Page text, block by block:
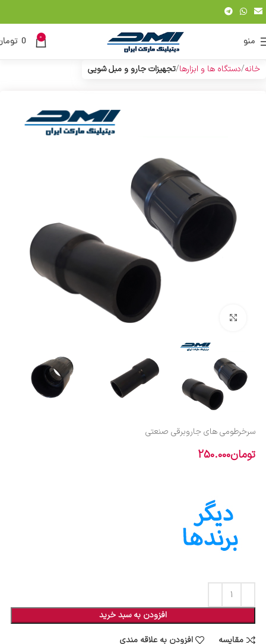
منو 0
0
خانه دستگاه ها و ابزارها تجهیزات جارو و مبل شویی
سرخرطومی های جاروبرقی صنعتی
تومان250.000
افزودن به سبد خرید
مقایسه
افزودن به علاقه مندی